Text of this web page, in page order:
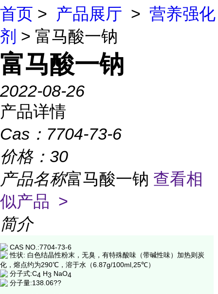
首页 > 产品展厅 > 营养强化
剂 > 富马酸一钠
富马酸一钠
2022-08-26
产品详情
Cas： 7704-73-6
价格： 30
产品名称富马酸一钠 查看相
似产品 >
简介
CAS NO.:7704-73-6
性状: 白色结晶性粉末，无臭，有特殊酸味（带碱性味）加热则炭
化，熔点约为290℃，溶于水（6.87g/100ml,25℃）
分子式:C4 H3 NaO4
分子量:138.06??